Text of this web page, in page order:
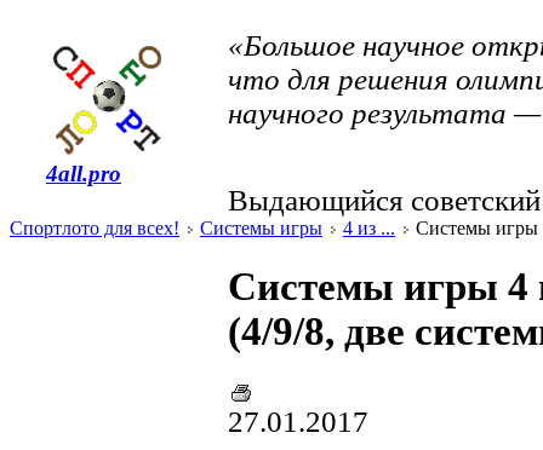
4all.pro
«Большое научное
что для решения
научного результата
Выдающийся
Спортлото для всех! Системы игры 4 из ... Системы игры
Системы игры 4
(4/9/8, две
27.01.2017